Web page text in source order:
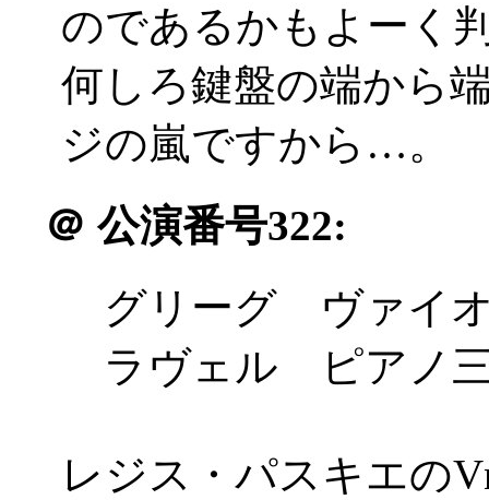
のであるかもよーく
何しろ鍵盤の端から
ジの嵐ですから…。
＠ 公演番号322:
グリーグ ヴァイオ
ラヴェル ピアノ
レジス・パスキエの